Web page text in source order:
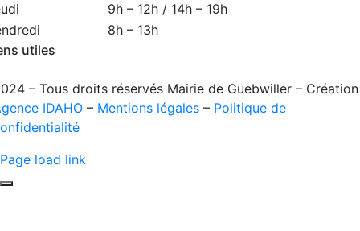
9h – 12h / 14h – 19h
8h – 13h
utiles
– Tous droits réservés Mairie de Guebwiller – Création
IDAHO – Mentions légales – Politique de
Page load link